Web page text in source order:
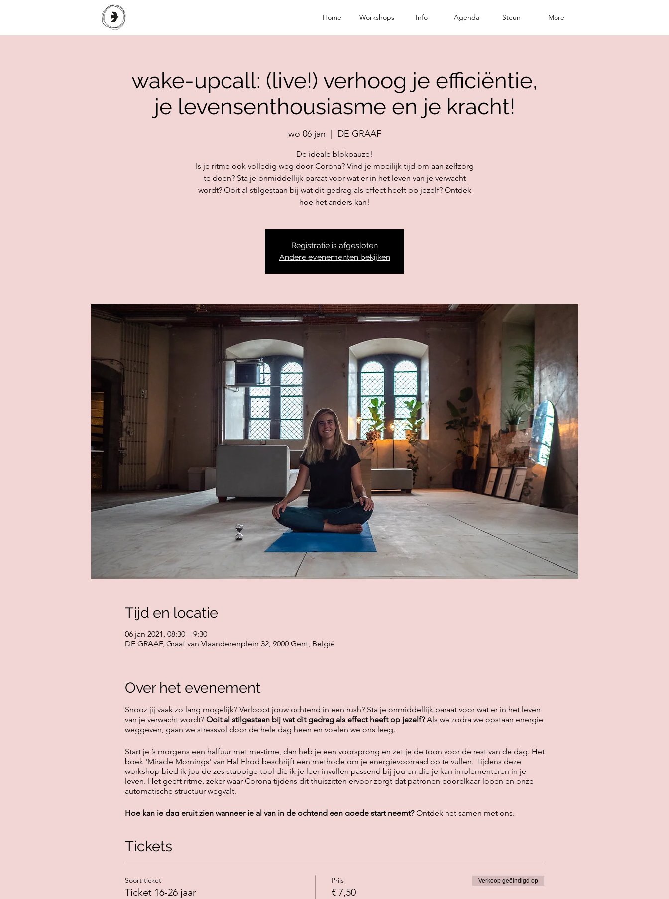
Home Workshops Info Agenda Steun More
wake-upcall: (live!) verhoog je efficiëntie,
je levensenthousiasme en je kracht!
wo 06 jan
  |
DE GRAAF
De ideale blokpauze!
Is je ritme ook volledig weg door Corona? Vind je moeilijk tijd om aan zelfzorg
te doen? Sta je onmiddellijk paraat voor wat er in het leven van je verwacht
wordt? Ooit al stilgestaan bij wat dit gedrag als effect heeft op jezelf? Ontdek
hoe het anders kan!
Registratie is afgesloten
Andere evenementen bekijken
Tijd en locatie
06 jan 2021, 08:30 – 9:30
DE GRAAF, Graaf van Vlaanderenplein 32, 9000 Gent, België
Over het evenement
Snooz jij vaak zo lang mogelijk? Verloopt jouw ochtend in een rush? Sta je onmiddellijk paraat voor wat er in het leven
van je verwacht wordt? Ooit al stilgestaan bij wat dit gedrag als effect heeft op jezelf?Als we zodra we opstaan energie
weggeven, gaan we stressvol door de hele dag heen en voelen we ons leeg.
Start je ’s morgens een halfuur met me-time, dan heb je een voorsprong en zet je de toon voor de rest van de dag. Het
boek 'Miracle Mornings' van Hal Elrod beschrijft een methode om je energievoorraad op te vullen. Tijdens deze
workshop bied ik jou de zes stappige tool die ik je leer invullen passend bij jou en die je kan implementeren in je
leven. Het geeft ritme, zeker waar Corona tijdens dit thuiszitten ervoor zorgt dat patronen doorelkaar lopen en onze
automatische structuur wegvalt.
Hoe kan je dag eruit zien wanneer je al van in de ochtend een goede start neemt?Ontdek het samen met ons.
-Een matje/handdoek (om zacht te kunnen liggen)
-Een boek/tijdschrift/krant (iets dat je graag leest)
-Draag gemakkelijke, comfortabele kledij
Tickets
Soort ticket
Ticket 16-26 jaar
Prijs
€ 7,50
Verkoop geëindigd op